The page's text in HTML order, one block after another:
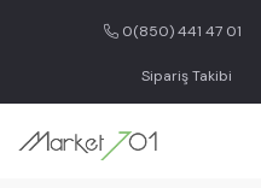
0(850) 441 47 01
Sipariş Takibi